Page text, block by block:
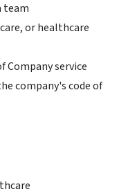
team
or healthcare
Company service
company's code of